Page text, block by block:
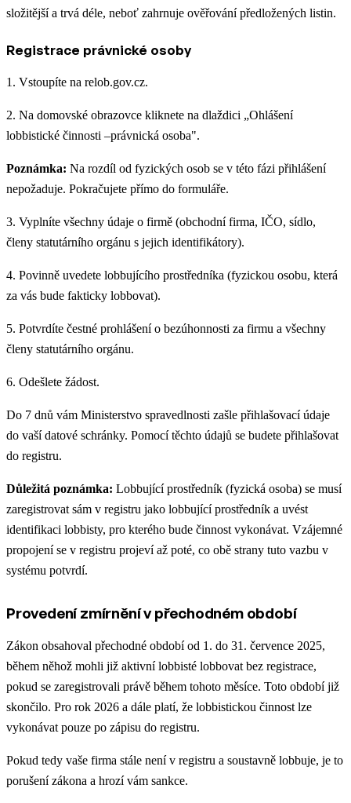
složitější a trvá déle, neboť zahrnuje ověřování předložených listin.
Registrace právnické osoby
1. Vstoupíte na relob.gov.cz.
2. Na domovské obrazovce kliknete na dlaždici „Ohlášení
lobbistické činnosti –právnická osoba".
Poznámka: Na rozdíl od fyzických osob se v této fázi přihlášení
nepožaduje. Pokračujete přímo do formuláře.
3. Vyplníte všechny údaje o firmě (obchodní firma, IČO, sídlo,
členy statutárního orgánu s jejich identifikátory).
4. Povinně uvedete lobbujícího prostředníka (fyzickou osobu, která
za vás bude fakticky lobbovat).
5. Potvrdíte čestné prohlášení o bezúhonnosti za firmu a všechny
členy statutárního orgánu.
6. Odešlete žádost.
Do 7 dnů vám Ministerstvo spravedlnosti zašle přihlašovací údaje
do vaší datové schránky. Pomocí těchto údajů se budete přihlašovat
do registru.
Důležitá poznámka: Lobbující prostředník (fyzická osoba) se musí
zaregistrovat sám v registru jako lobbující prostředník a uvést
identifikaci lobbisty, pro kterého bude činnost vykonávat. Vzájemné
propojení se v registru projeví až poté, co obě strany tuto vazbu v
systému potvrdí.
Provedení zmírnění v přechodném období
Zákon obsahoval přechodné období od 1. do 31. července 2025,
během něhož mohli již aktivní lobbisté lobbovat bez registrace,
pokud se zaregistrovali právě během tohoto měsíce. Toto období již
skončilo. Pro rok 2026 a dále platí, že lobbistickou činnost lze
vykonávat pouze po zápisu do registru.
Pokud tedy vaše firma stále není v registru a soustavně lobbuje, je to
porušení zákona a hrozí vám sankce.